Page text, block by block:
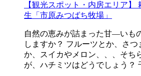
【観光スポット・内房エリア】
生「市原みつばち牧場」
自然の恵みが詰まった甘―いも
しますか？ フルーツとか、さつまいもの甘いところと
か、スイカやメロン、、、そち